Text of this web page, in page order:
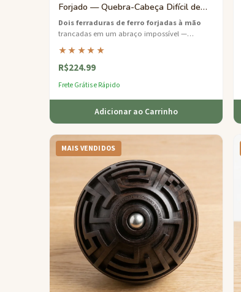
Forjado — Quebra-Cabeça Difícil de
Separação
Dois ferraduras de ferro forjadas à mão
trancadas em um abraço impossível —
encontre o único ângulo que as liberta.
★★★★★
R$224.99
Frete Grátis e Rápido
Adicionar ao Carrinho
MAIS VENDIDOS